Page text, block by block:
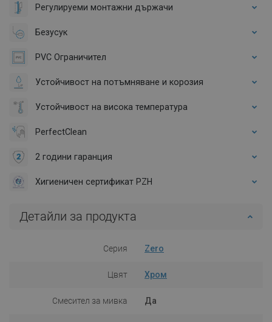
Регулируеми монтажни държачи
Безусук
PVC Ограничител
Устойчивост на потъмняване и корозия
Устойчивост на висока температура
PerfectClean
2 години гаранция
Хигиеничен сертификат PZH
Детайли за продукта
Серия Zero
Цвят Хром
Смесител за мивка Да